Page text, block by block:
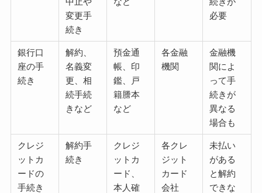
変更手
続き
必要
銀行口
座の手
続き
解約、
名義変
更、相
続手続
きなど
預金通
帳、印
鑑、戸
籍謄本
など
各金融
機関
金融機
関によ
って手
続きが
異なる
場合も
クレジ
ットカ
ードの
手続き
解約手
続き
クレジ
ットカ
ード、
本人確
各クレ
ジット
カード
会社
未払い
がある
と解約
できな